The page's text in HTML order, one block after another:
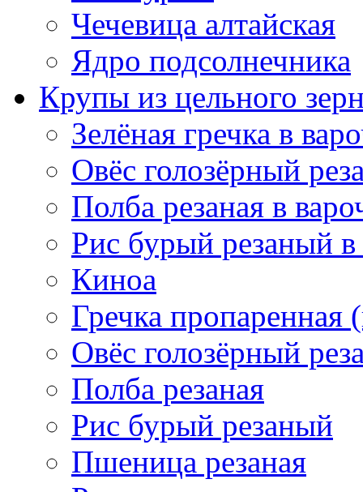
Чечевица алтайская
Ядро подсолнечника
Крупы из цельного
Зелёная гречка в
Овёс голозёрный
Полба резаная в
Рис бурый резаный в
Киноа
Гречка пропаренная
Овёс голозёрный
Полба резаная
Рис бурый резаный
Пшеница резаная